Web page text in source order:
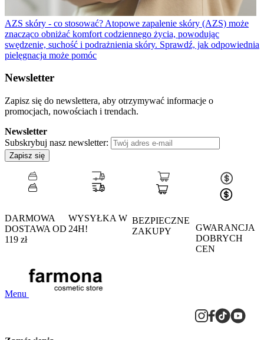
AZS skóry - co stosować? Atopowe zapalenie skóry (AZS) może
znacząco obniżać komfort codziennego życia, powodując
swędzenie, suchość i podrażnienia skóry. Sprawdź, jak odpowiednia
pielęgnacja może pomóc
Newsletter
Zapisz się do newslettera, aby otrzymywać informacje o
promocjach, nowościach i trendach.
Newsletter
Subskrybuj nasz newsletter:
Zapisz się
DARMOWA
DOSTAWA OD
119 zł
WYSYŁKA W
24H!
BEZPIECZNE
ZAKUPY
GWARANCJA
DOBRYCH
CEN
Menu